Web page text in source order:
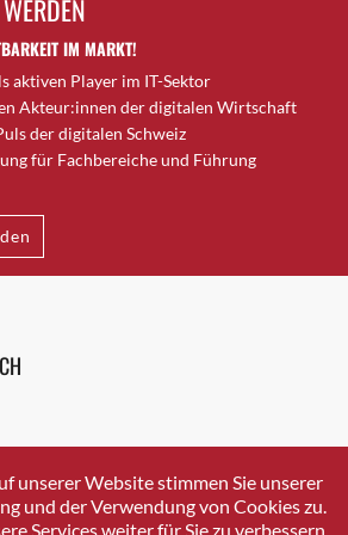
IM MARKT!
aktiven Player im IT-Sektor
Akteur:innen der digitalen Wirtschaft
der digitalen Schweiz
für Fachbereiche und Führung
unserer Website stimmen Sie unserer
und der Verwendung von Cookies zu.
Services weiter für Sie zu verbessern.